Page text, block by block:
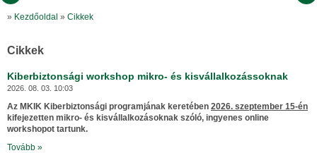
» Kezdőoldal » Cikkek
Cikkek
Kiberbiztonsági workshop mikro- és kisvállalkozássoknak
2026. 08. 03. 10:03
Az MKIK Kiberbiztonsági programjának keretében 2026. szeptember 15-én
kifejezetten mikro- és kisvállalkozásoknak szóló, ingyenes online
workshopot tartunk.
Tovább »